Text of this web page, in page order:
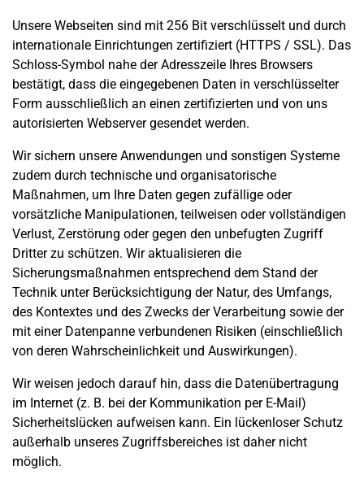
Unsere Webseiten sind mit 256 Bit verschlüsselt und durch
internationale Einrichtungen zertifiziert (HTTPS / SSL). Das
Schloss-Symbol nahe der Adresszeile Ihres Browsers
bestätigt, dass die eingegebenen Daten in verschlüsselter
Form ausschließlich an einen zertifizierten und von uns
autorisierten Webserver gesendet werden.
Wir sichern unsere Anwendungen und sonstigen Systeme
zudem durch technische und organisatorische
Maßnahmen, um Ihre Daten gegen zufällige oder
vorsätzliche Manipulationen, teilweisen oder vollständigen
Verlust, Zerstörung oder gegen den unbefugten Zugriff
Dritter zu schützen. Wir aktualisieren die
Sicherungsmaßnahmen entsprechend dem Stand der
Technik unter Berücksichtigung der Natur, des Umfangs,
des Kontextes und des Zwecks der Verarbeitung sowie der
mit einer Datenpanne verbundenen Risiken (einschließlich
von deren Wahrscheinlichkeit und Auswirkungen).
Wir weisen jedoch darauf hin, dass die Datenübertragung
im Internet (z. B. bei der Kommunikation per E-Mail)
Sicherheitslücken aufweisen kann. Ein lückenloser Schutz
außerhalb unseres Zugriffsbereiches ist daher nicht
möglich.